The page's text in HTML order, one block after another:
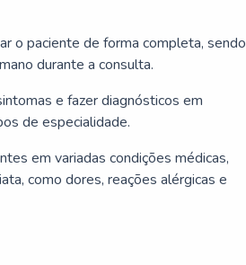
o paciente de forma completa, sendo
durante a consulta.
e fazer diagnósticos em
de especialidade.
em variadas condições médicas,
como dores, reações alérgicas e